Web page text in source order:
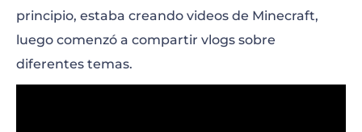
principio, estaba creando videos de Minecraft,
luego comenzó a compartir vlogs sobre
diferentes temas.